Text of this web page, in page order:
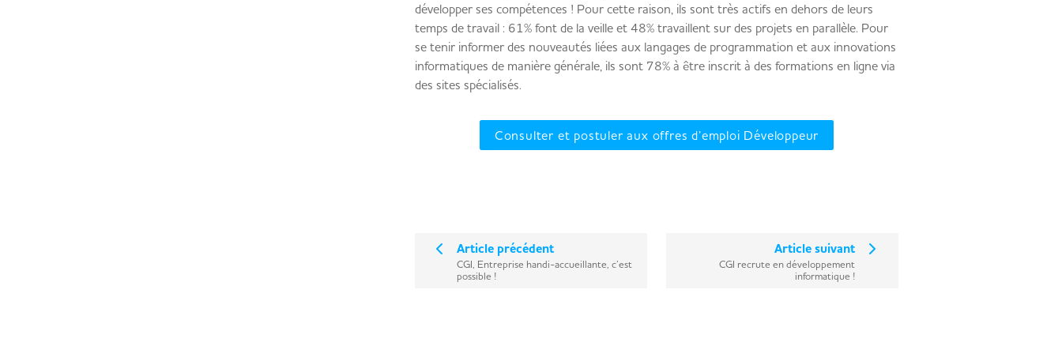
développer ses compétences ! Pour cette raison, ils sont très actifs en dehors de leurs
temps de travail : 61% font de la veille et 48% travaillent sur des projets en parallèle. Pour
se tenir informer des nouveautés liées aux langages de programmation et aux innovations
informatiques de manière générale, ils sont 78% à être inscrit à des formations en ligne via
des sites spécialisés.
Consulter et postuler aux offres d’emploi Développeur
Article précédent
CGI, Entreprise handi-accueillante, c’est
possible !
Article suivant
CGI recrute en développement
informatique !